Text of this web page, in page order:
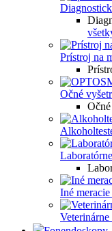
Prístroj na
Očné
Iné